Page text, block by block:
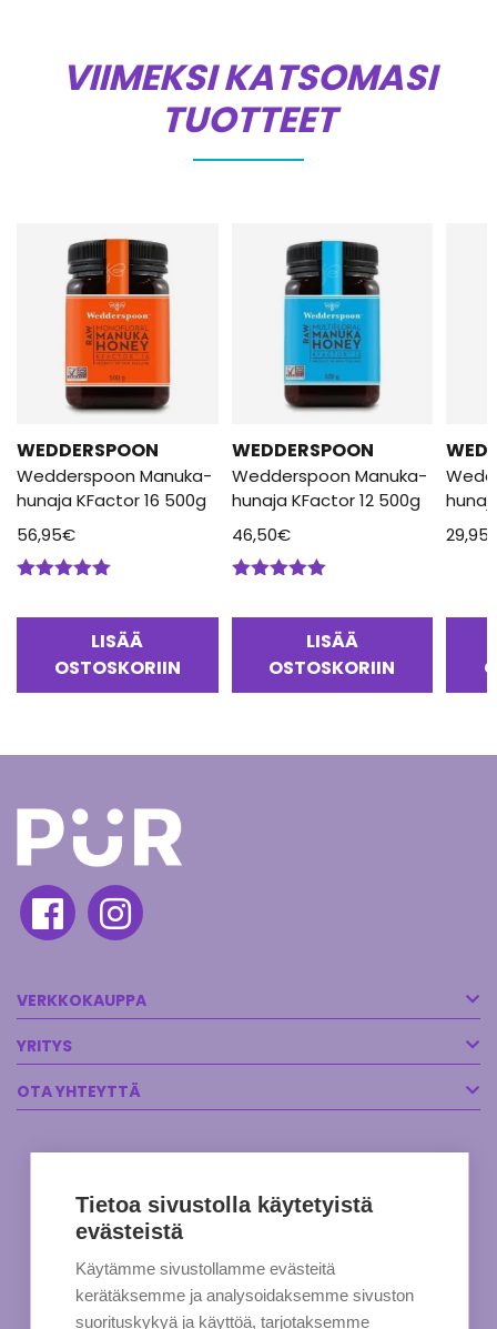
VIIMEKSI KATSOMASI
TUOTTEET
WEDDERSPOON
Wedderspoon Manuka-
hunaja KFactor 16 500g
56,95€
LISÄÄ
OSTOSKORIIN
WEDDERSPOON
Wedderspoon Manuka-
hunaja KFactor 12 500g
46,50€
LISÄÄ
OSTOSKORIIN
29,95
VERKKOKAUPPA
YRITYS
OTA YHTEYTTÄ
Tietoa sivustolla käytetyistä
evästeistä
Käytämme sivustollamme evästeitä
kerätäksemme ja analysoidaksemme sivuston
suorituskykyä ja käyttöä, tarjotaksemme